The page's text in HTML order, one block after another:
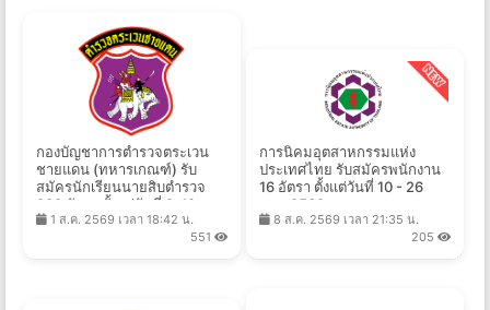
กองบัญชาการตำรวจตระเวน
ชายแดน (ทหารเกณฑ์) รับ
สมัครนักเรียนนายสิบตำรวจ
200 อัตรา ตั้งแต่วันที่ 8-19 ส.ค.
25691 ส.ค. 2569 เวลา 18:42 น.
551
การนิคมอุตสาหกรรมแห่ง
ประเทศไทย รับสมัครพนักงาน
16 อัตรา ตั้งแต่วันที่ 10 - 26
ส.ค. 2569
8 ส.ค. 2569 เวลา 21:35 น.
205